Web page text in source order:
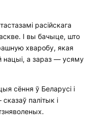
расійскага
І вы бачыце, што
хваробу, якая
нацыі, а зараз — усяму
сёння ў Беларусі і
палітык і